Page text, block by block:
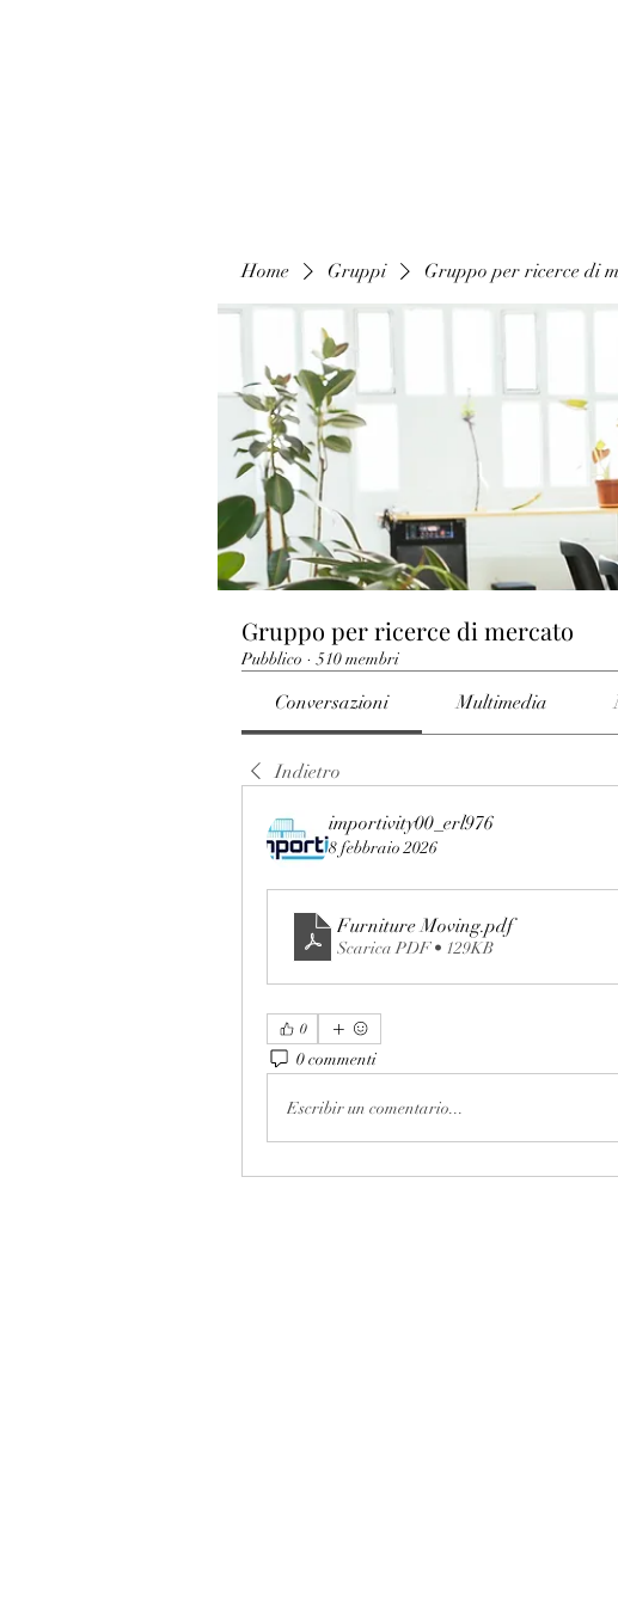
Home Gruppi Gruppo per ricerce di
Gruppo per ricerce di mercato
Pubblico · 510 membri
Conversazioni Multimedia
Indietro
importivity00_erl976
8 febbraio 2026
Furniture Moving.pdf
Scarica PDF • 129KB
0
0 commenti
Escribir un comentario...